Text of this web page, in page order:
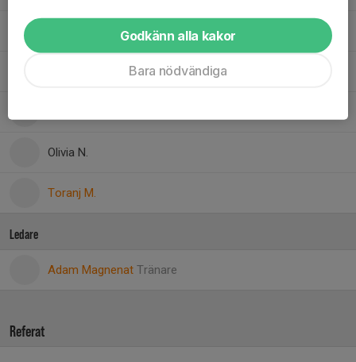
Olivia N.
Toranj M.
Ledare
Adam Magnenat Tränare
Referat
Godkänn alla kakor
Bara nödvändiga